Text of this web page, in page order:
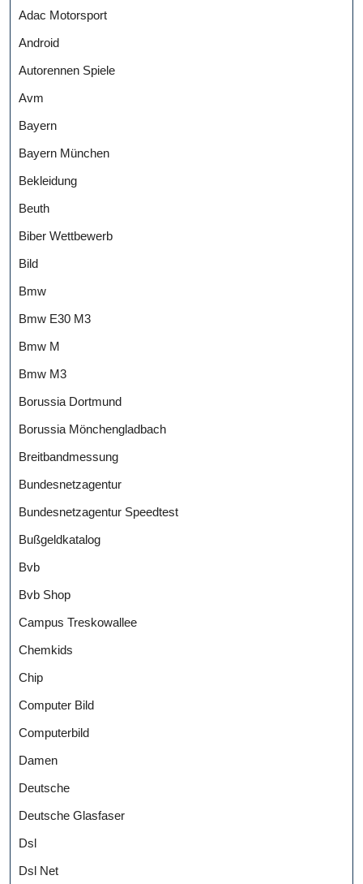
Adac Motorsport
Android
Autorennen Spiele
Avm
Bayern
Bayern München
Bekleidung
Beuth
Biber Wettbewerb
Bild
Bmw
Bmw E30 M3
Bmw M
Bmw M3
Borussia Dortmund
Borussia Mönchengladbach
Breitbandmessung
Bundesnetzagentur
Bundesnetzagentur Speedtest
Bußgeldkatalog
Bvb
Bvb Shop
Campus Treskowallee
Chemkids
Chip
Computer Bild
Computerbild
Damen
Deutsche
Deutsche Glasfaser
Dsl
Dsl Net